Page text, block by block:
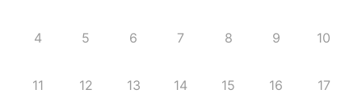
4 5 6 7 8 9 10
11 12 13 14 15 16 17